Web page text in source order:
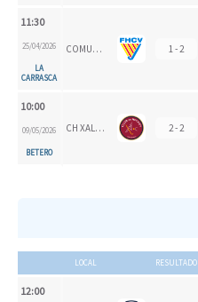
11:30
25/04/2026
LA
CARRASCA
COMUNITAT VALENCIANA 1 - 2
10:00
09/05/2026
BETERO
CH XALOC 2 - 2
LOCAL RESULTADO
12:00